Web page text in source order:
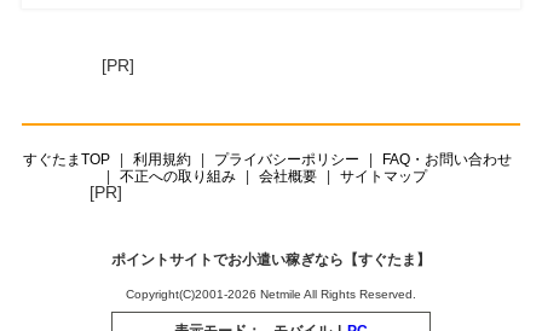
[PR]
すぐたまTOP 利用規約 プライバシーポリシー
FAQ・お問い合わせ
不正への取り組み
会社概要 サイトマップ
[PR]
ポイントサイトでお小遣い稼ぎなら【すぐたま】
Copyright(C)2001-2026 Netmile All Rights Reserved.